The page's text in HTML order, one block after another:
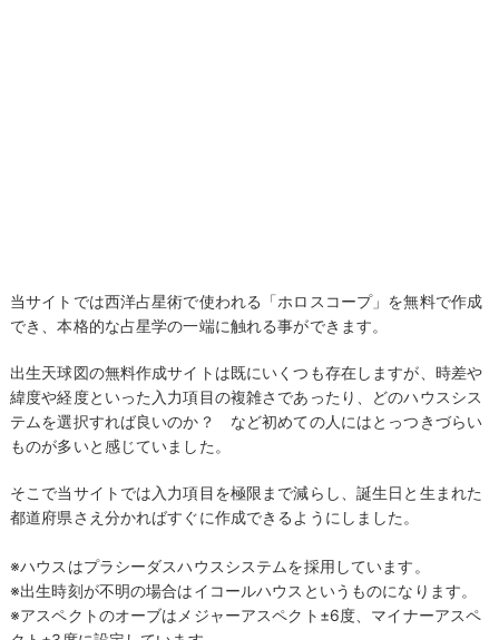
当サイトでは西洋占星術で使われる「ホロスコープ」を無料で作成
でき、本格的な占星学の一端に触れる事ができます。
出生天球図の無料作成サイトは既にいくつも存在しますが、時差や
緯度や経度といった入力項目の複雑さであったり、どのハウスシス
テムを選択すれば良いのか？ など初めての人にはとっつきづらい
ものが多いと感じていました。
そこで当サイトでは入力項目を極限まで減らし、誕生日と生まれた
都道府県さえ分かればすぐに作成できるようにしました。
※ハウスはプラシーダスハウスシステムを採用しています。
※出生時刻が不明の場合はイコールハウスというものになります。
※アスペクトのオーブはメジャーアスペクト±6度、マイナーアスペ